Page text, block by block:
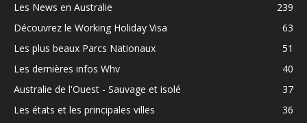
Les News en Australie
239
Découvrez le Working Holiday Visa
63
Les plus beaux Parcs Nationaux
51
Les dernières infos Whv
40
Australie de l'Ouest - Sauvage et isolé
37
Les états et les principales villes
36